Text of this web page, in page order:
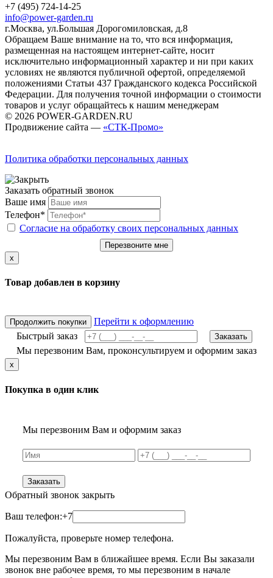
+7 (495) 724-14-25
info@power-garden.ru
г.Москва, ул.Большая Дорогомиловская, д.8
Обращаем Ваше внимание на то, что вся информация,
размещенная на настоящем интернет-сайте, носит
исключительно информационный характер и ни при каких
условиях не являются публичной офертой, определяемой
положениями Статьи 437 Гражданского кодекса Российской
Федерации. Для получения точной информации о стоимости
товаров и услуг обращайтесь к нашим менеджерам
© 2026 POWER-GARDEN.RU
Продвижение сайта — «СТК-Промо»
Политика обработки персональных данных
Заказать обратный звонок
Ваше имя
Телефон*
Согласие на обработку своих персональных данных
Перезвоните мне
x
Товар добавлен в корзину
Продолжить покупки
Перейти к оформлению
Быстрый заказ
Заказать
Мы перезвоним Вам, проконсультируем и оформим заказ
x
Покупка в один клик
Мы перезвоним Вам и оформим заказ
Заказать
Обратный звонок закрыть
Ваш телефон:+7
Пожалуйста, проверьте номер телефона.
Мы перезвоним Вам в ближайшее время. Если Вы заказали
звонок вне рабочее время, то мы перезвоним в начале